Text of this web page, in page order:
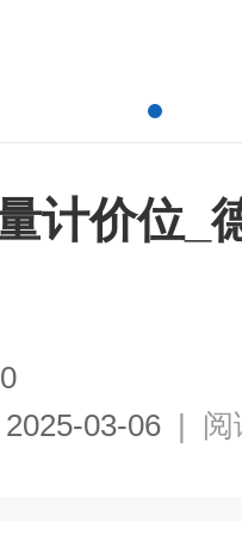
计价位_
2025-03-06 | 阅